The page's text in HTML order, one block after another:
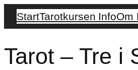
StartTarotkursen InfoOm
Tarot – Tre i